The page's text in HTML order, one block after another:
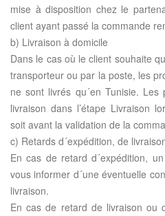
mise à disposition chez le
client ayant passé la commande
b) Livraison à domicile
Dans le cas où le client souhaite
transporteur ou par la poste, les
ne sont livrés qu´en Tunisie.
livraison dans l’étape Livraison
soit avant la validation de la
c) Retards d´expédition, de
En cas de retard d´expédition,
vous informer d´une éventuelle
livraison.
En cas de retard de livraison ou